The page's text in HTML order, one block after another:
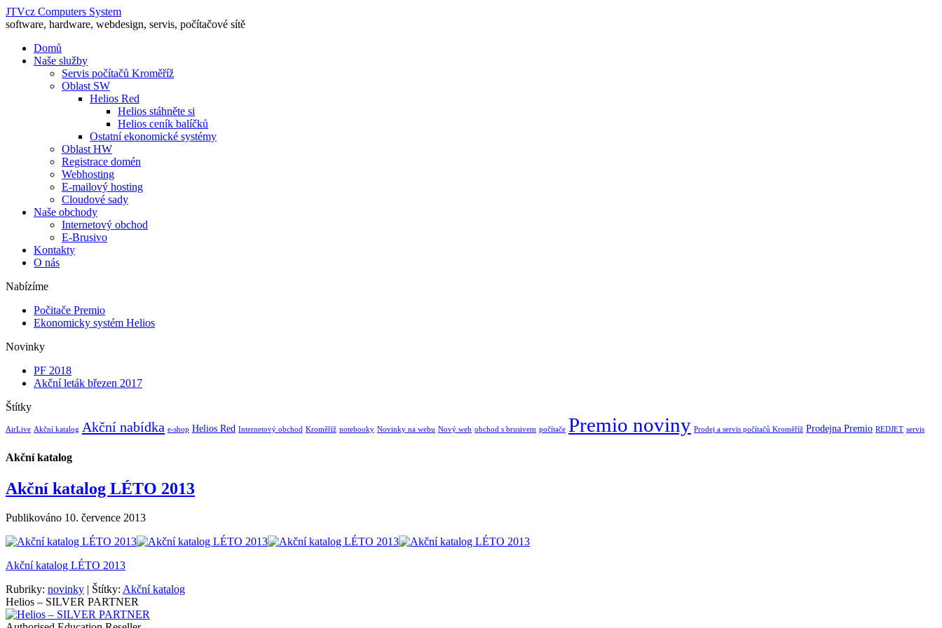
JTVcz Computers System
software, hardware, webdesign, servis, počítačové sítě
Domů
Naše služby
Servis počítačů Kroměříž
Oblast SW
Helios Red
Helios stáhněte si
Helios ceník balíčků
Ostatní ekonomické systémy
Oblast HW
Registrace domén
Webhosting
E-mailový hosting
Cloudové sady
Naše obchody
Internetový obchod
E-Brusivo
Kontakty
O nás
Nabízíme
Počitače Premio
Ekonomicky systém Helios
Novinky
PF 2018
Akční leták březen 2017
Štítky
AirLive Akční katalog Akční nabídka e-shop Helios Red Internetový obchod Kroměříž notebooky Novinky na webu Nový web obchod s brusivem počítače Premio noviny Prodej a servis počítačů Kroměříž Prodejna Premio REDJET servis
Akční katalog
Akční katalog LÉTO 2013
Publikováno 10. července 2013
Akční katalog LÉTO 2013
Rubriky: novinky | Štítky: Akční katalog
Helios – SILVER PARTNER